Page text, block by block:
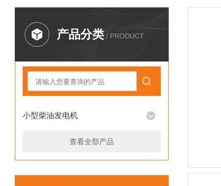
产品分类 / PRODUCT
小型柴油发电机
查看全部产品